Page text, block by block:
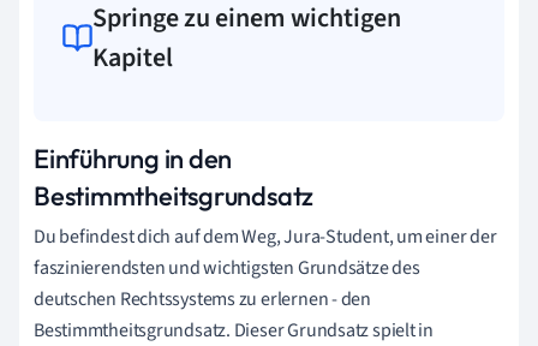
Springe zu einem wichtigen
Kapitel
Einführung in den
Bestimmtheitsgrundsatz
Du befindest dich auf dem Weg, Jura-Student, um einer der
faszinierendsten und wichtigsten Grundsätze des
deutschen Rechtssystems zu erlernen - den
Bestimmtheitsgrundsatz. Dieser Grundsatz spielt in